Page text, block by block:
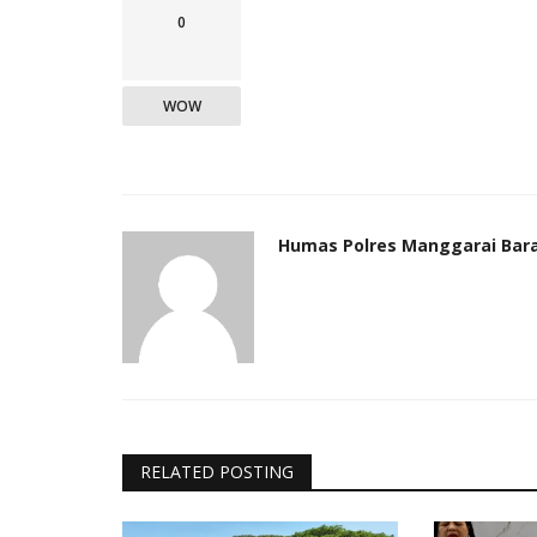
0
WOW
Humas Polres Manggarai
RELATED POSTING